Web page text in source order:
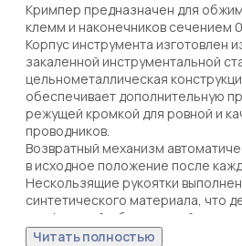
Кримпер предназначен для
клемм и наконечников сечением
Корпус инструмента изготовлен
закаленной инструментальной
цельнометаллическая
обеспечивает дополнительную
режущей кромкой для ровной и
проводников.
Возвратный механизм
в исходное положение после
Нескользящие рукоятки
синтетического материала, что
комфортной и безопасной даже
использовании.
Читать полностью